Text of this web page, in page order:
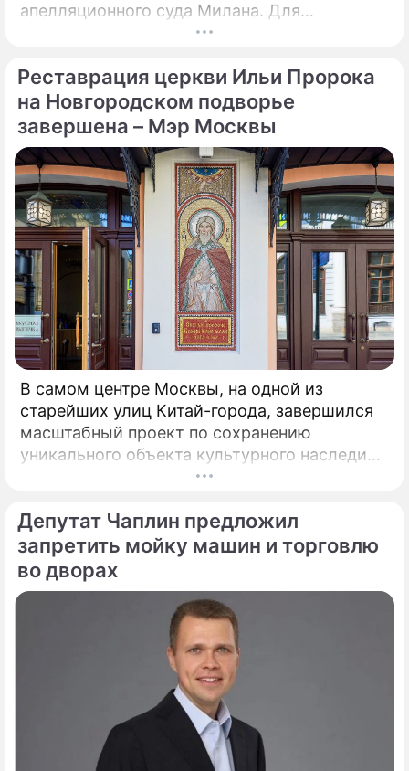
апелляционного суда Милана. Для
возобновления производства необходимо
конструкций и оборудования из цеха,
сообщает портал Eurometal.
Металлургический завод компании Acciaierie
d'Italia (ADI), ранее известной как Ilva
(Ильва), является крупнейшим на
территории Европы.
Реставрация церкви Ильи Пророка
на Новгородском подворье
завершена – Мэр Москвы
В самом центре Москвы, на одной из
старейших улиц Китай-города, завершился
масштабный проект по сохранению
уникального объекта культурного наследия –
Церкви Илии Пророка в Новгородском
архитектурной доминантой улицы Ильинки и
давший ей название, открывается для
прихожан и ценителей древнерусского
зодчества после шести лет беспрецедентно
сложных реставрационных работ.
Депутат Чаплин предложил
запретить мойку машин и торговлю
во дворах